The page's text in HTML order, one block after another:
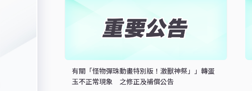
有關「怪物彈珠動畫特別版！激獸神祭」」轉蛋
玉不正常現象 之修正及補償公告